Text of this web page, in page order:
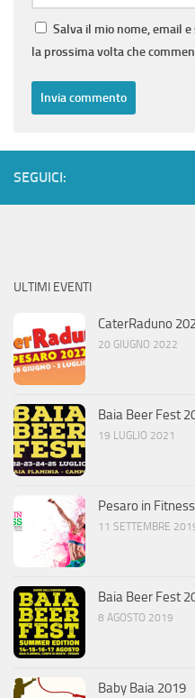
Salva il mio nome, email
la prossima volta che
SEGUICI:
ULTIMI EVENTI
CaterRaduno
20 GIUGNO 2022
Baia Beer Fest
19 LUGLIO 2021
Pesaro in
11 SETTEMBRE
Baia Beer Fest
8 AGOSTO 2019
Baby Baia 2019